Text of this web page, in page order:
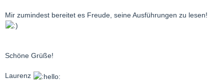
Mir zumindest bereitet es Freude, seine Ausführungen zu lesen!
Schöne Grüße!
Laurenz